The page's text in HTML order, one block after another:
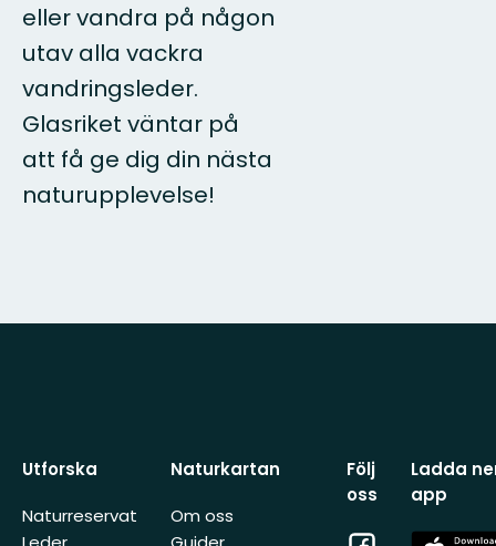
eller vandra på någon
utav alla vackra
vandringsleder.
Glasriket väntar på
att få ge dig din nästa
naturupplevelse!
Utforska
Naturreservat
Naturkartan
Om oss
Följ
oss
Facebook
Ladda
app
App